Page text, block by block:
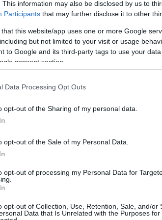
This information may also be disclosed by us to
Participants that may further disclose it to other
that this website/app uses one or more Google
but not limited to your visit or usage
to Google and its third-party tags to use your
consent section.
Data Processing Opt Outs
opt-out of the Sharing of my personal data.
opt-out of the Sale of my Personal Data.
opt-out of processing my Personal Data for
opt-out of Collection, Use, Retention, Sale, and/or
Data that Is Unrelated with the Purposes for
:-(((
Ausztria az ápolókat tartaná
Nem csak a mezőgazdaságnak van
hanem (illetve ezekben a hetekben:
március végén ingyenes szállást kínált
idősotthonokban, ápolási otthonokban,
Christian Illedits tartományi tanácsos
haladéktalanul egyeztessenek
Ausztriában.
A tartomány ingyenes szállás, bónok,
segíteni az ingázók önfenntartását. A
tartományfőnök egyenesen Sebastian
A tartományfőnök szerint a magyar